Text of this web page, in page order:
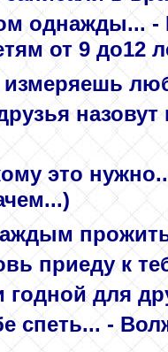
однажды...
от 9 до12
это
приеду к
для
спеть... -